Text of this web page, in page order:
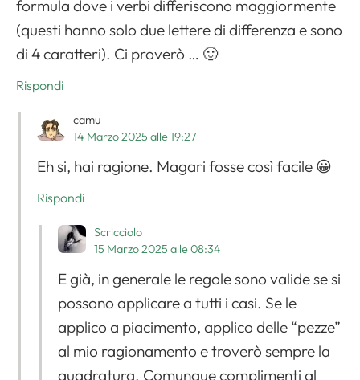
formula dove i verbi differiscono maggiormente
(questi hanno solo due lettere di differenza e sono
di 4 caratteri). Ci proverò … 🙂
Rispondi
camu
14 Marzo 2025 alle 19:27
Eh si, hai ragione. Magari fosse così facile 😀
Rispondi
Scricciolo
15 Marzo 2025 alle 08:34
E già, in generale le regole sono valide se si
possono applicare a tutti i casi. Se le
applico a piacimento, applico delle “pezze”
al mio ragionamento e troverò sempre la
quadratura. Comunque complimenti al